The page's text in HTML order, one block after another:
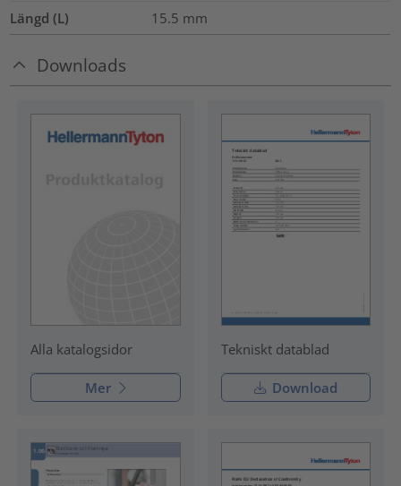
Längd (L)
15.5 mm
Downloads
Alla katalogsidor
Mer
Tekniskt datablad
Download